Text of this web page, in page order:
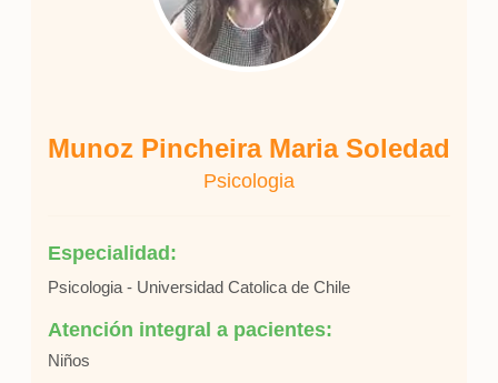
Munoz Pincheira Maria Soledad
Psicologia
Especialidad:
Psicologia - Universidad Catolica de Chile
Atención integral a pacientes:
Niños